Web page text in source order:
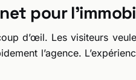
pour
d’œil. Les visiteurs
l’agence.